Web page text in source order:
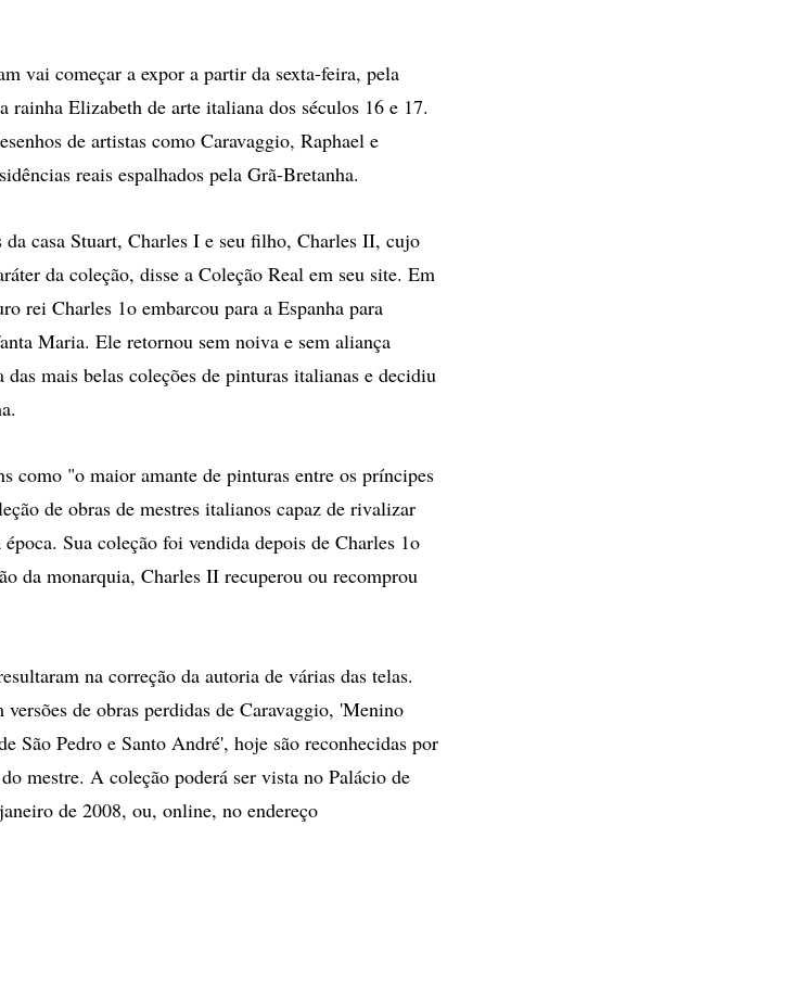
vai começar a expor a partir da sexta-feira, pela
rainha Elizabeth de arte italiana dos séculos 16 e 17.
de artistas como Caravaggio, Raphael e
reais espalhados pela Grã-Bretanha.
casa Stuart, Charles I e seu filho, Charles II, cujo
da coleção, disse a Coleção Real em seu site. Em
rei Charles 1o embarcou para a Espanha para
Maria. Ele retornou sem noiva e sem aliança
mais belas coleções de pinturas italianas e decidiu
como "o maior amante de pinturas entre os príncipes
de obras de mestres italianos capaz de rivalizar
Sua coleção foi vendida depois de Charles 1o
da monarquia, Charles II recuperou ou recomprou
na correção da autoria de várias das telas.
versões de obras perdidas de Caravaggio, 'Menino
São Pedro e Santo André', hoje são reconhecidas por
mestre. A coleção poderá ser vista no Palácio de
de 2008, ou, online, no endereço